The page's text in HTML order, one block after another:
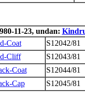
11-23, undan:
Coat
S12042/81
Cliff
S12043/81
Coat
S12044/81
Cap
S12045/81